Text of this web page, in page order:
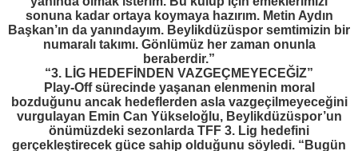
sonuna kadar ortaya koymaya hazırım. Metin Aydın
Başkan’ın da yanındayım. Beylikdüzüspor semtimizin bir
numaralı takımı. Gönlümüz her zaman onunla
beraberdir.”
“3. LİG HEDEFİNDEN VAZGEÇMEYECEĞİZ”
Play-Off sürecinde yaşanan elenmenin moral
bozduğunu ancak hedeflerden asla vazgeçilmeyeceğini
vurgulayan Emin Can Yükseloğlu, Beylikdüzüspor’un
önümüzdeki sezonlarda TFF 3. Lig hedefini
gerçekleştirecek güce sahip olduğunu söyledi. “Bugün